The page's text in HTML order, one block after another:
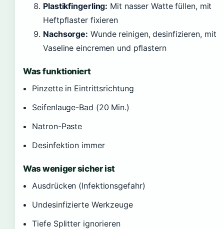
Plastikfingerling: Mit nasser Watte füllen, mit
Heftpflaster fixieren
Nachsorge: Wunde reinigen, desinfizieren, mit
Vaseline eincremen und pflastern
Was funktioniert
Pinzette in Eintrittsrichtung
Seifenlauge-Bad (20 Min.)
Natron-Paste
Desinfektion immer
Was weniger sicher ist
Ausdrücken (Infektionsgefahr)
Undesinfizierte Werkzeuge
Tiefe Splitter ignorieren